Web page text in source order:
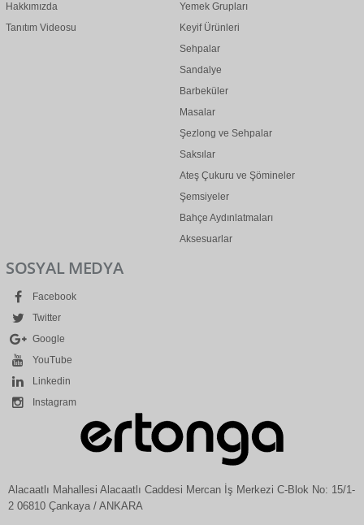
Hakkımızda
Tanıtım Videosu
Yemek Grupları
Keyif Ürünleri
Sehpalar
Sandalye
Barbeküler
Masalar
Şezlong ve Sehpalar
Saksılar
Ateş Çukuru ve Şömineler
Şemsiyeler
Bahçe Aydınlatmaları
Aksesuarlar
SOSYAL MEDYA
Facebook
Twitter
Google
YouTube
Linkedin
Instagram
Alacaatlı Mahallesi Alacaatlı Caddesi Mercan İş Merkezi C-Blok No: 15/1-
2 06810 Çankaya / ANKARA